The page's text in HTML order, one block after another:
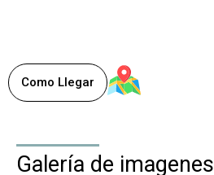
Como Llegar
Galería de imagenes